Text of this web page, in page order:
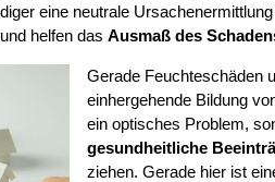
eine neutrale
helfen das Ausmaß des
Gerade Feuchteschäden
einhergehende Bildung
ein optisches Problem,
gesundheitliche
ziehen. Gerade hier ist